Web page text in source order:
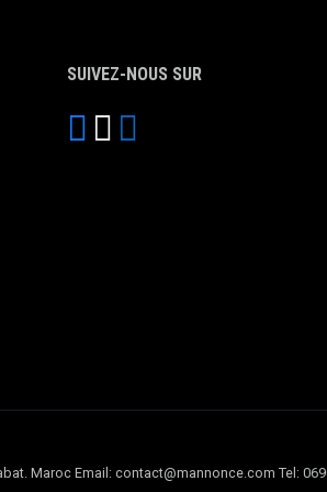
SUIVEZ-NOUS SUR
Maroc Email: contact@mannonce.com Tel: